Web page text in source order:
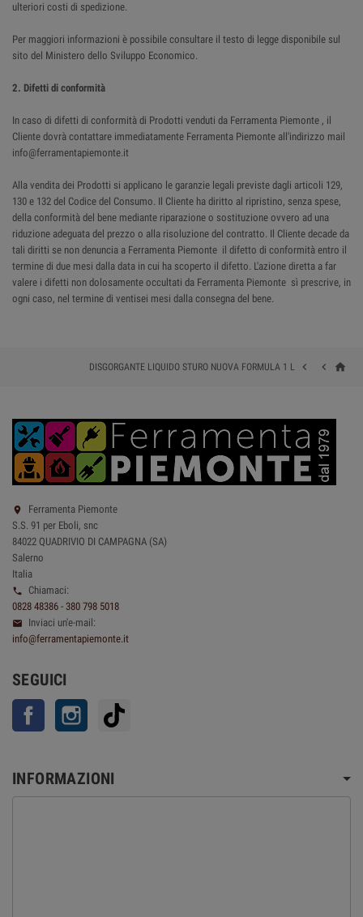
ulteriori costi di spedizione.
Per maggiori informazioni è possibile consultare il testo di legge disponibile sul
sito del Ministero dello Sviluppo Economico.
2. Difetti di conformità
In caso di difetti di conformità di Prodotti venduti da Ferramenta Piemonte , il
Cliente dovrà contattare immediatamente Ferramenta Piemonte all'indirizzo mail
info@ferramentapiemonte.it
Alla vendita dei Prodotti si applicano le garanzie legali previste dagli articoli 129,
130 e 132 del Codice del Consumo. Il Cliente ha diritto al ripristino, senza spese,
della conformità del bene mediante riparazione o sostituzione ovvero ad una
riduzione adeguata del prezzo o alla risoluzione del contratto. Il Cliente decade da
tali diritti se non denuncia a Ferramenta Piemonte il difetto di conformità entro il
termine di due mesi dalla data in cui ha scoperto il difetto. L'azione diretta a far
valere i difetti non dolosamente occultati da Ferramenta Piemonte sì prescrive, in
ogni caso, nel termine di ventisei mesi dalla consegna del bene.
home


DISGORGANTE LIQUIDO STURO NUOVA FORMULA 1 L

Ferramenta Piemonte
S.S. 91 per Eboli, snc
84022 QUADRIVIO DI CAMPAGNA (SA)
Salerno
Italia

Chiamaci:
0828 48386 - 380 798 5018

Inviaci un'e-mail:
info@ferramentapiemonte.it
SEGUICI
Facebook Instagram
INFORMAZIONI